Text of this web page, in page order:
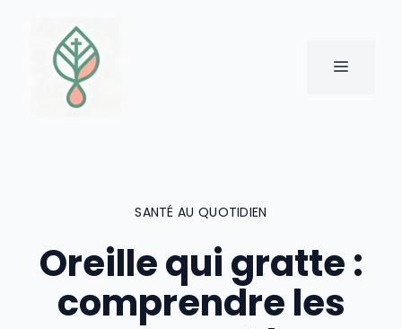
contenu
MENU
SANTÉ AU QUOTIDIEN
Oreille qui gratte :
comprendre les